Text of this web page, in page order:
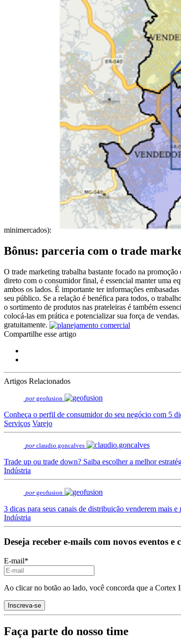
minimercados):
Bônus: parceria com o trade
O trade marketing trabalha bastante focado na
direto com o consumidor final, é essencial manter uma
ambos os lados. É importante ter informações
seu público. Se a relação é benéfica para todos, o
o sortimento de produtos nas prateleiras é também
colocá-las em prática e potencializar sua força de
gratuitamente.
Compartilhe esse artigo
Artigos Relacionados
por geofusion
Conheça o perfil de consumidor do seu negócio com 5
Serviços Varejo
por claudio.goncalves
Trade up ou trade down? Saiba escolher a melhor
Indústria
por geofusion
3 dicas para seus canais de distribuição venderem mais e
Indústria
Deseja receber e-mails com novos eventos e
E-mail*
Ao clicar no botão ao lado, você concorda que a Cortex
Faça parte do nosso time